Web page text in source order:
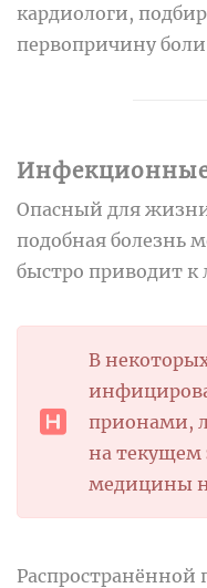
кардиологи,
первопричину
Опасный для жизни
подобная болезнь
быстро приводит к
В
прионами,
на текущем
медицины
Распространённой